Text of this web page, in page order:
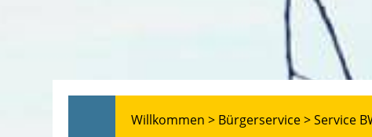
Willkommen > Bürgerservice >Service